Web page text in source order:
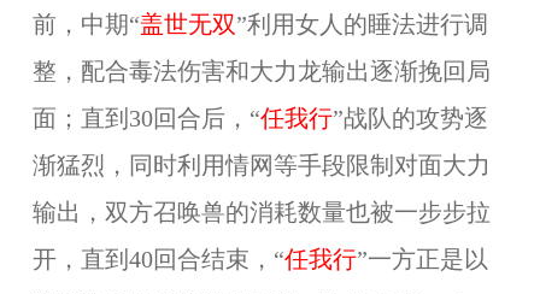
前，中期“盖世无双”利用女人的睡法进行调
整，配合毒法伤害和大力龙输出逐渐挽回局
面；直到30回合后，“任我行”战队的攻势逐
渐猛烈，同时利用情网等手段限制对面大力
输出，双方召唤兽的消耗数量也被一步步拉
开，直到40回合结束，“任我行”一方正是以